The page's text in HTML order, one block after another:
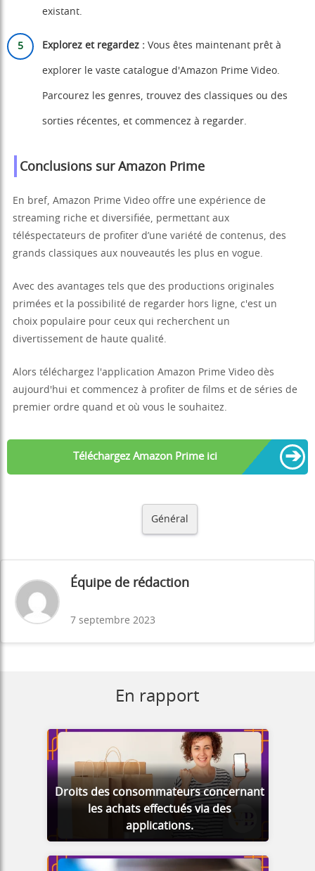
existant.
Explorez et regardez : Vous êtes maintenant prêt à
explorer le vaste catalogue d'Amazon Prime Video.
Parcourez les genres, trouvez des classiques ou des
sorties récentes, et commencez à regarder.
Conclusions sur Amazon Prime
En bref, Amazon Prime Video offre une expérience de
streaming riche et diversifiée, permettant aux
téléspectateurs de profiter d’une variété de contenus, des
grands classiques aux nouveautés les plus en vogue.
Avec des avantages tels que des productions originales
primées et la possibilité de regarder hors ligne, c'est un
choix populaire pour ceux qui recherchent un
divertissement de haute qualité.
Alors téléchargez l'application Amazon Prime Video dès
aujourd'hui et commencez à profiter de films et de séries de
premier ordre quand et où vous le souhaitez.
Téléchargez Amazon Prime ici ➔
Général
Équipe de rédaction
7 septembre 2023
En rapport
Droits des consommateurs concernant
les achats effectués via des
applications.